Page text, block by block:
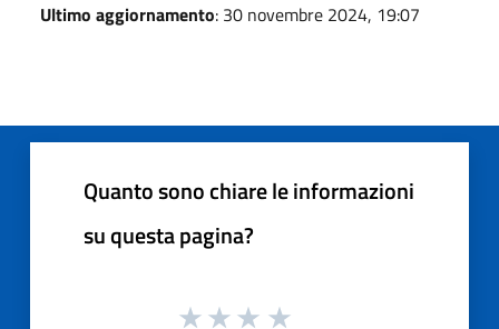
Ultimo aggiornamento: 30 novembre 2024, 19:07
Quanto sono chiare le informazioni
su questa pagina?